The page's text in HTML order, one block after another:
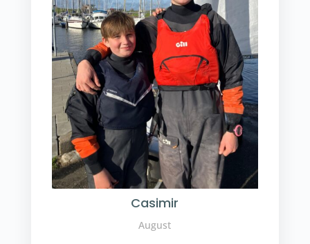
Casimir
August